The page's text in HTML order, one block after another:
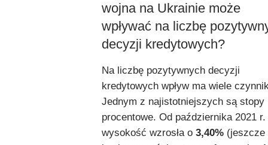
wojna na Ukrainie może
wpływać na liczbę
decyzji kredytowych?
Na liczbę pozytywnych decyzji
kredytowych wpływ ma wiele
Jednym z najistotniejszych są stopy
procentowe. Od października 2021
wysokość wzrosła o 3,40% (jeszcze